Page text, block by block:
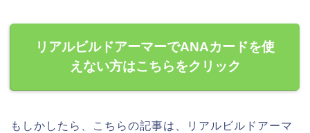
リアルビルドアーマーでANAカードを使
えない方はこちらをクリック
もしかしたら、こちらの記事は、リアルビルドアーマ